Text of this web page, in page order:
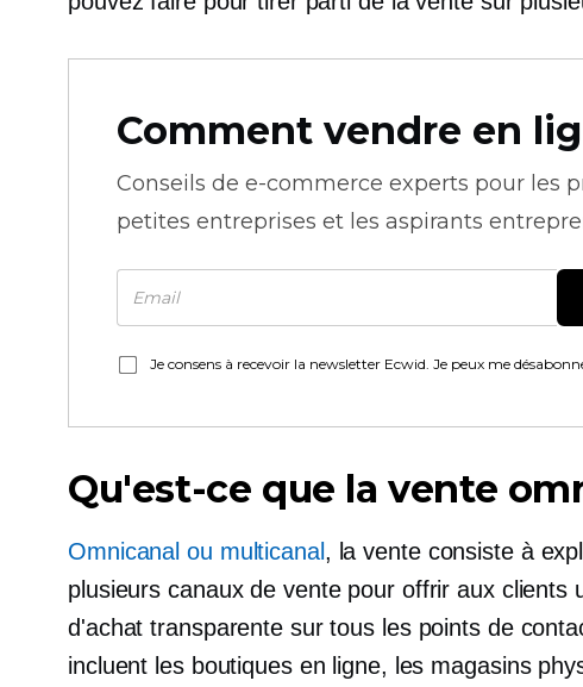
Comment vendre en
Conseils de e-commerce experts pour les
petites entreprises et les aspirants
Je consens à recevoir la newsletter Ecwid. Je peux me
Qu'est-ce que la vente
Omnicanal ou multicanal , la vente consiste à
plusieurs canaux de vente pour offrir aux clients
d'achat transparente sur tous les points de
incluent les boutiques en ligne, les magasins